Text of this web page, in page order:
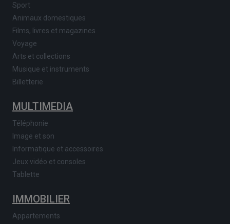
Sport
Animaux domestiques
Films, livres et magazines
Voyage
Arts et collections
Musique et instruments
Billetterie
MULTIMEDIA
Téléphonie
Image et son
Informatique et accessoires
Jeux vidéo et consoles
Tablette
IMMOBILIER
Appartements